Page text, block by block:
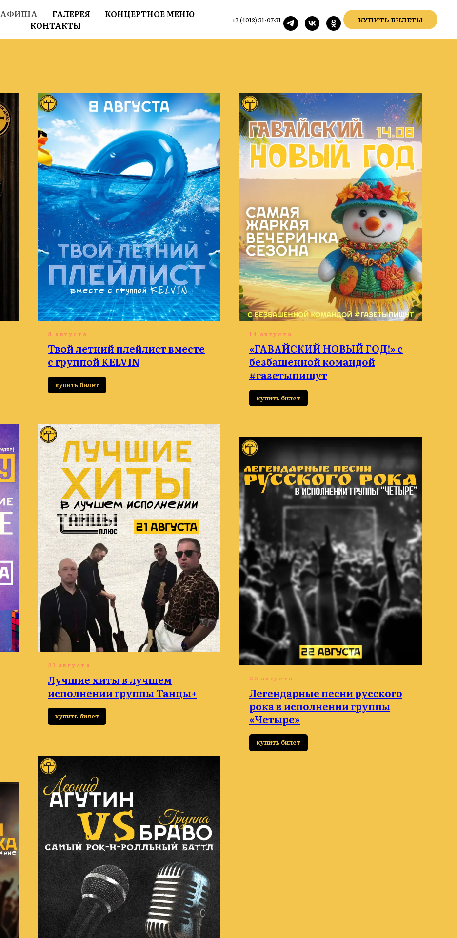
АФИША ГАЛЕРЕЯ
КОНЦЕРТНОЕ МЕНЮ
КОНТАКТЫ
+7 (4012) 31-07-31 КУПИТЬ БИЛЕТЫ
8 августа
Твой летний плейлист вместе
с группой KELVIN
купить билет
14 августа
«ГАВАЙСКИЙ НОВЫЙ ГОД!» с
безбашенной командой
#газетыпишут
купить билет
21 августа
Лучшие хиты в лучшем
исполнении группы Танцы+
купить билет
22 августа
Легендарные песни русского
рока в исполнении группы
«Четыре»
купить билет